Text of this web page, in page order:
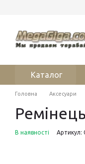
Каталог
Головна Аксесуари
В наявності Артикул: